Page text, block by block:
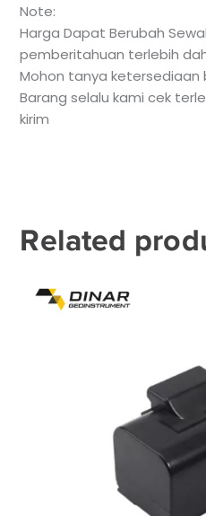
Note:
Harga Dapat Berubah
pemberitahuan terlebih
Mohon tanya ketersediaan
Barang selalu kami cek
kirim
Related